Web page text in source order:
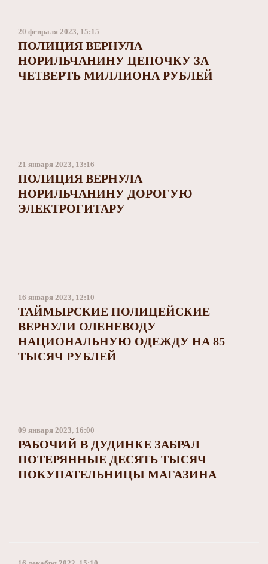
20 февраля 2023, 15:15
ПОЛИЦИЯ ВЕРНУЛА
НОРИЛЬЧАНИНУ ЦЕПОЧКУ ЗА
ЧЕТВЕРТЬ МИЛЛИОНА РУБЛЕЙ
21 января 2023, 13:16
ПОЛИЦИЯ ВЕРНУЛА
НОРИЛЬЧАНИНУ ДОРОГУЮ
ЭЛЕКТРОГИТАРУ
16 января 2023, 12:10
ТАЙМЫРСКИЕ ПОЛИЦЕЙСКИЕ
ВЕРНУЛИ ОЛЕНЕВОДУ
НАЦИОНАЛЬНУЮ ОДЕЖДУ НА 85
ТЫСЯЧ РУБЛЕЙ
09 января 2023, 16:00
РАБОЧИЙ В ДУДИНКЕ ЗАБРАЛ
ПОТЕРЯННЫЕ ДЕСЯТЬ ТЫСЯЧ
ПОКУПАТЕЛЬНИЦЫ МАГАЗИНА